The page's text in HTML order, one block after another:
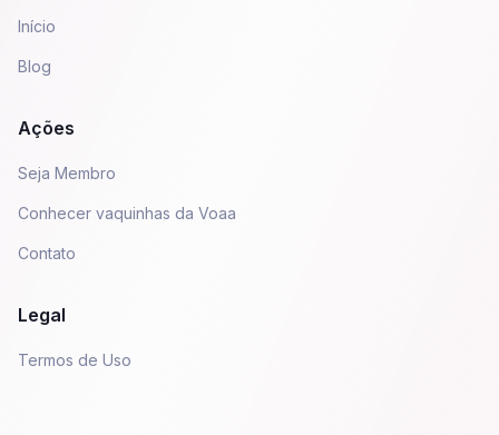
Início
Blog
Ações
Seja Membro
Conhecer vaquinhas da Voaa
Contato
Legal
Termos de Uso